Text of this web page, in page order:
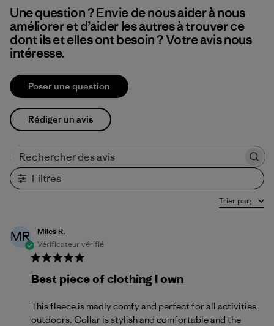
Une question ? Envie de nous aider à nous
améliorer et d’aider les autres à trouver ce
dont ils et elles ont besoin ? Votre avis nous
intéresse.
Poser une question
Rédiger un avis
Filtres
Trier par:
MR
Miles R.
Vérificateur vérifié
Best piece of clothing I own
This fleece is madly comfy and perfect for all activities
outdoors. Collar is stylish and comfortable and the